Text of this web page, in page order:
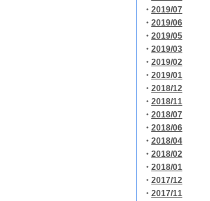
・ 2019/07
・ 2019/06
・ 2019/05
・ 2019/03
・ 2019/02
・ 2019/01
・ 2018/12
・ 2018/11
・ 2018/07
・ 2018/06
・ 2018/04
・ 2018/02
・ 2018/01
・ 2017/12
・ 2017/11